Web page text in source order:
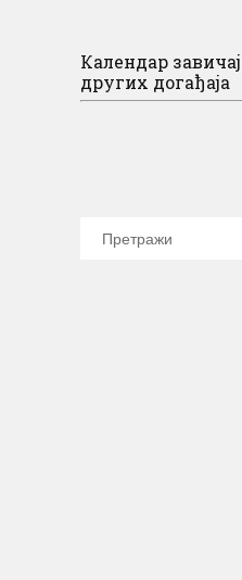
Календар
других догађаја